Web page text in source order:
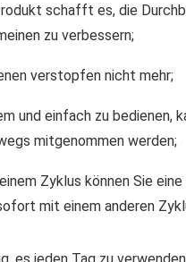
schafft es, die
zu verbessern;
verstopfen nicht mehr;
und einfach zu bedienen,
mitgenommen werden;
Zyklus können Sie
mit einem anderen